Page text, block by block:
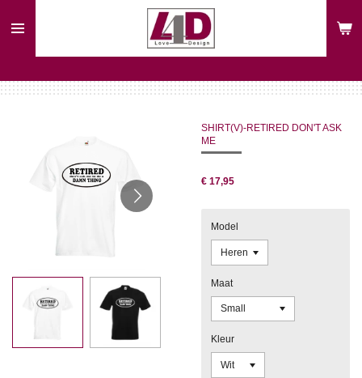
direct
hoofdinhoud
SHIRT(V)-RETIRED DON'T ASK
ME
€ 17,95
Model
Maat
Kleur